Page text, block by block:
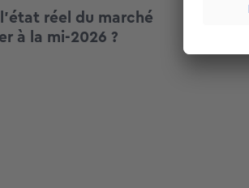
réel du marché
à la mi-2026 ?